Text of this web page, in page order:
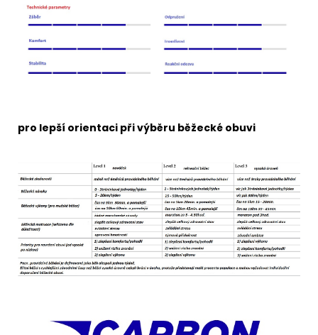
pro lepší orientaci při výběru běžecké obuvi